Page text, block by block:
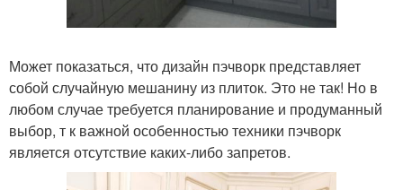
Может показаться, что дизайн пэчворк представляет
собой случайную мешанину из плиток. Это не так! Но в
любом случае требуется планирование и продуманный
выбор, т к важной особенностью техники пэчворк
является отсутствие каких-либо запретов.